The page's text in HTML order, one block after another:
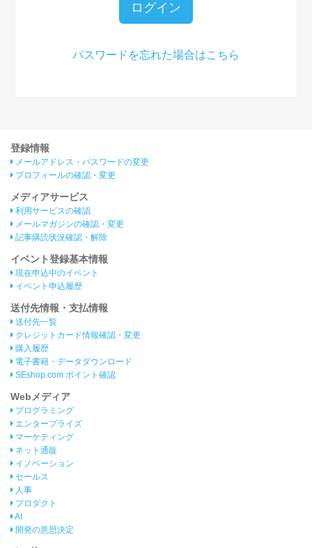
ログイン
パスワードを忘れた場合はこちら
登録情報
メールアドレス・パスワードの変更
プロフィールの確認・変更
メディアサービス
利用サービスの確認
メールマガジンの確認・変更
記事購読状況確認・解除
イベント登録基本情報
現在申込中のイベント
イベント申込履歴
送付先情報・支払情報
送付先一覧
クレジットカード情報確認・変更
購入履歴
電子書籍・データダウンロード
SEshop.com ポイント確認
Webメディア
プログラミング
エンタープライズ
マーケティング
ネット通販
イノベーション
セールス
人事
プロダクト
AI
開発の意思決定